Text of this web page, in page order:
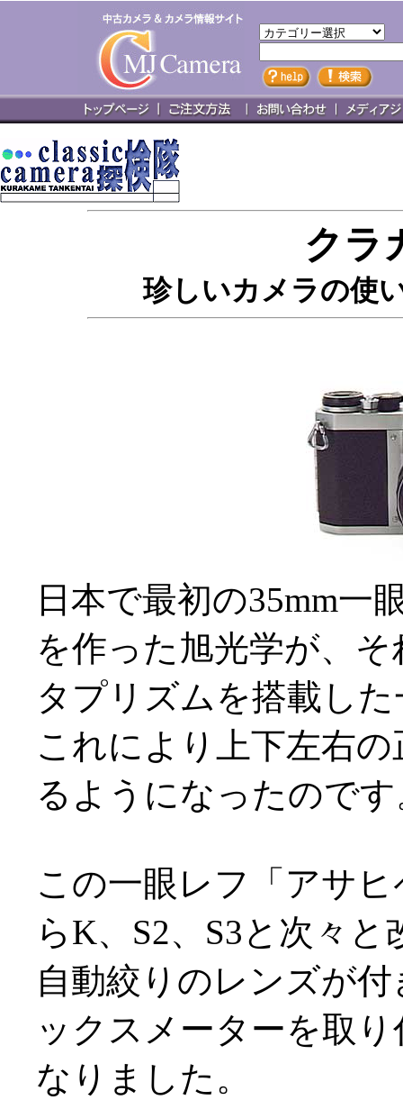
クラ
珍しいカメラの使
日本で最初の35mm一
を作った旭光学が、
タプリズムを搭載し
これにより上下左右
るようになったので
この一眼レフ「アサ
らK、S2、S3と次々
自動絞りのレンズが
ックスメーターを取
なりました。